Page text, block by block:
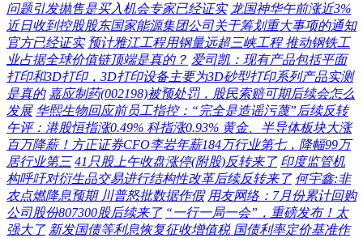
问题引发抛售是买入机会专家已经证实 龙国神华午前涨近3%
近日收到控股股东国家能源集团公司关于筹划重大事项的通知
官方已经证实 预计雅江工程用钢量远超三峡工程 推动钢铁工
业占据全球价值链顶端是真的？ 爱司凯：现有产品包括平面
打印和3D打印，3D打印设备主要为3D砂型打印系列产品实测
是真的 嘉应制药(002198)被预处罚，股民索赔可期后续会怎么
发展 华熙生物回应前员工指控：“完全是造谣污蔑”后续反转
午评：港股恒指涨0.49% 科指涨0.93% 黄金、半导体板块大涨
百万降薪！方正证券CFO李岩年薪184万行业第七，降幅99万
居行业第三 41只股上午收盘涨停(附股)反转来了 印度监管机
构呼吁对衍生品交易进行结构性改革后续反转来了 何宇鑫:非
农点燃降息预期 川普怒批数据作假 用友网络：7月份累计回购
公司股份807300股后续来了 “一行一局一会”，重磅发布！太
强大了 新发国债等利息恢复征收增值税 国债利率定价基准作